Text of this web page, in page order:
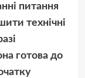
питання
технічні
готова до